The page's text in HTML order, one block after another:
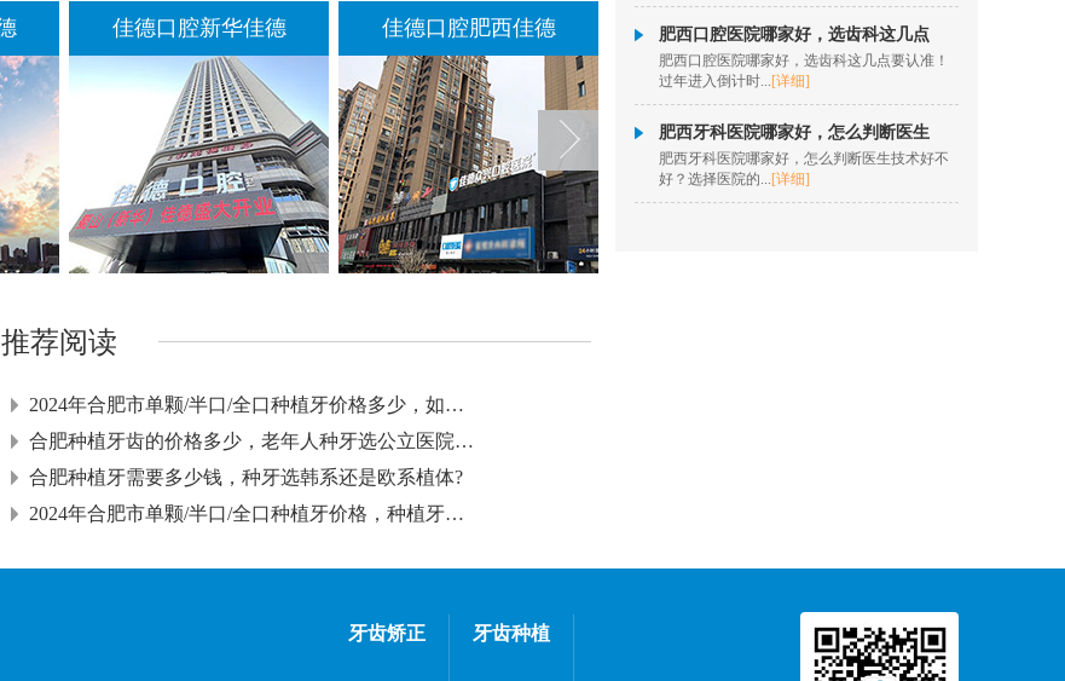
佳德口腔新华佳德 佳德口腔肥西佳德 佳德口腔阜阳佳德
推荐阅读
2024年合肥市单颗/半口/全口种植牙价格多少，如何延长种
合肥种植牙齿的价格多少，老年人种牙选公立医院还是私立
合肥种植牙需要多少钱，种牙选韩系还是欧系植体?
2024年合肥市单颗/半口/全口种植牙价格，种植牙有哪些优
在线咨询
孙燎原
擅长项目：牙齿美学正
畸、口腔种植、数字化
隐形正...[详情]
在线咨询
胡亚萍
擅长项目：口腔内根管
治疗和残根残冠为特色
肥西口腔医院哪家好，选齿科这几点
肥西口腔医院哪家好，选齿科这几点要认准！
过年进入倒计时...[详细]
肥西牙科医院哪家好，怎么判断医生
肥西牙科医院哪家好，怎么判断医生技术好不
好？选择医院的...[详细]
牙齿矫正 牙齿种植